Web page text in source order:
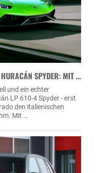
SPYDER: MIT …
und ein echter
LP 610-4 Spyder - erst
den italienischen
Mit …